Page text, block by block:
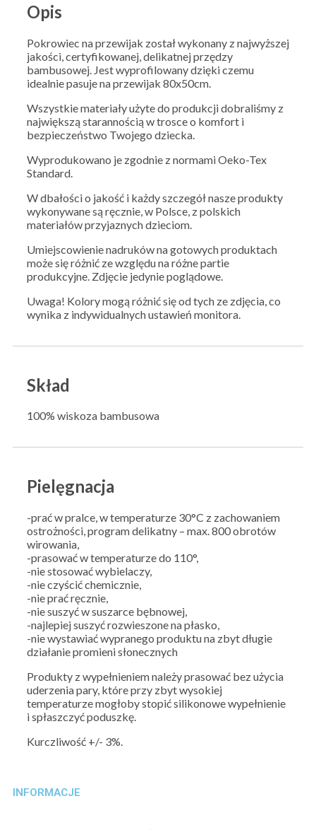
Opis
Pokrowiec na przewijak został wykonany z najwyższej
jakości, certyfikowanej, delikatnej przędzy
bambusowej. Jest wyprofilowany dzięki czemu
idealnie pasuje na przewijak 80x50cm.
Wszystkie materiały użyte do produkcji dobraliśmy z
największą starannością w trosce o komfort i
bezpieczeństwo Twojego dziecka.
Wyprodukowano je zgodnie z normami Oeko-Tex
Standard.
W dbałości o jakość i każdy szczegół nasze produkty
wykonywane są ręcznie, w Polsce, z polskich
materiałów przyjaznych dzieciom.
Umiejscowienie nadruków na gotowych produktach
może się różnić ze względu na różne partie
produkcyjne. Zdjęcie jedynie poglądowe.
Uwaga! Kolory mogą różnić się od tych ze zdjęcia, co
wynika z indywidualnych ustawień monitora.
Skład
100% wiskoza bambusowa
Pielęgnacja
-prać w pralce, w temperaturze 30°C z zachowaniem
ostrożności, program delikatny – max. 800 obrotów
wirowania,
-prasować w temperaturze do 110°,
-nie stosować wybielaczy,
-nie czyścić chemicznie,
-nie prać ręcznie,
-nie suszyć w suszarce bębnowej,
-najlepiej suszyć rozwieszone na płasko,
-nie wystawiać wypranego produktu na zbyt długie
działanie promieni słonecznych
Produkty z wypełnieniem należy prasować bez użycia
uderzenia pary, które przy zbyt wysokiej
temperaturze mogłoby stopić silikonowe wypełnienie
i spłaszczyć poduszkę.
Kurczliwość +/- 3%.
INFORMACJE